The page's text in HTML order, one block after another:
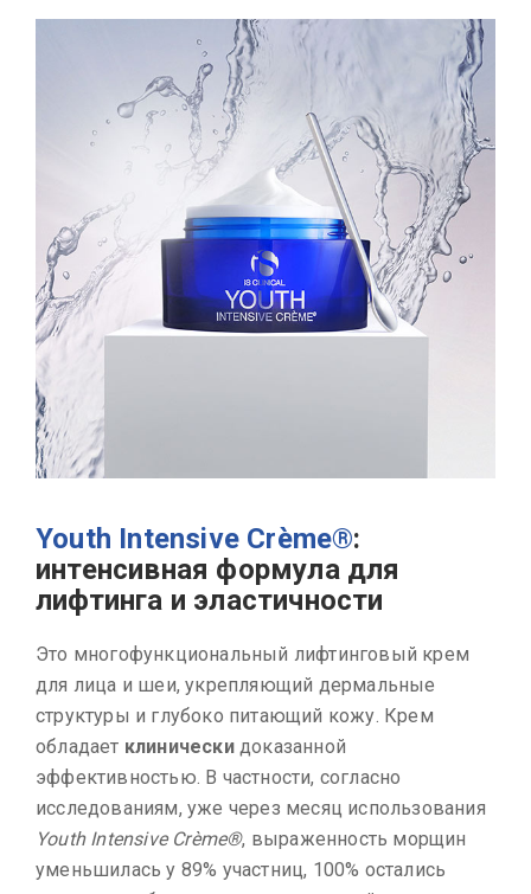
Youth Intensive Crème®:
интенсивная формула для
лифтинга и эластичности
Это многофункциональный лифтинговый крем
для лица и шеи, укрепляющий дермальные
структуры и глубоко питающий кожу. Крем
обладает клиническидоказанной
эффективностью. В частности, согласно
исследованиям, уже через месяц использования
Youth Intensive Crème®, выраженность морщин
уменьшилась у 89% участниц, 100% остались